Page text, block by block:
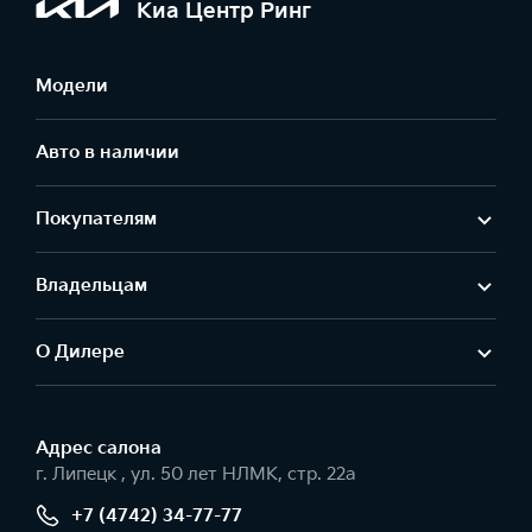
Киа Центр Ринг
Модели
Авто в наличии
Покупателям
Владельцам
О Дилере
Адрес салонa
г. Липецк , ул. 50 лет НЛМК, стр. 22а
+7 (4742) 34-77-77